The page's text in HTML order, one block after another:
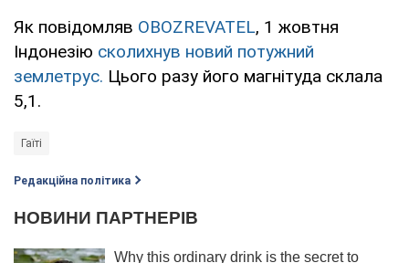
Як повідомляв OBOZREVATEL, 1 жовтня
Індонезію сколихнув новий потужний
землетрус. Цього разу його магнітуда склала
5,1.
Гаїті
Редакційна політика